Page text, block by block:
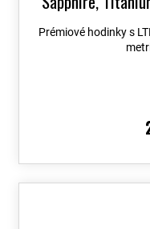
možnost výměny
Prémiové hodinky s